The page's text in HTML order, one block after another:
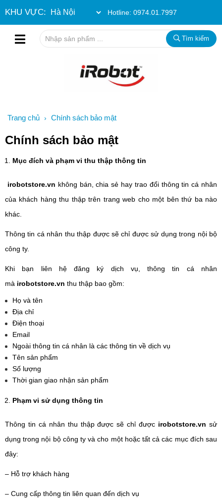
KHU VỰC: Hotline: 0974.01.7997
Tìm kiếm
Trang chủ › Chính sách bảo mật
Chính sách bảo mật
Mục đích và phạm vi thu thập thông tin
irobotstore.vn không bán, chia sẻ hay trao đổi thông tin cá nhân
của khách hàng thu thập trên trang web cho một bên thứ ba nào
khác.
Thông tin cá nhân thu thập được sẽ chỉ được sử dụng trong nội bộ
công ty.
Khi bạn liên hệ đăng ký dịch vụ, thông tin cá nhân
mà irobotstore.vn thu thập bao gồm:
Họ và tên
Địa chỉ
Điện thoại
Email
Ngoài thông tin cá nhân là các thông tin về dịch vụ
Tên sản phẩm
Số lượng
Thời gian giao nhận sản phẩm
Phạm vi sử dụng thông tin
Thông tin cá nhân thu thập được sẽ chỉ được irobotstore.vnsử
dụng trong nội bộ công ty và cho một hoặc tất cả các mục đích sau
đây:
– Hỗ trợ khách hàng
– Cung cấp thông tin liên quan đến dịch vụ